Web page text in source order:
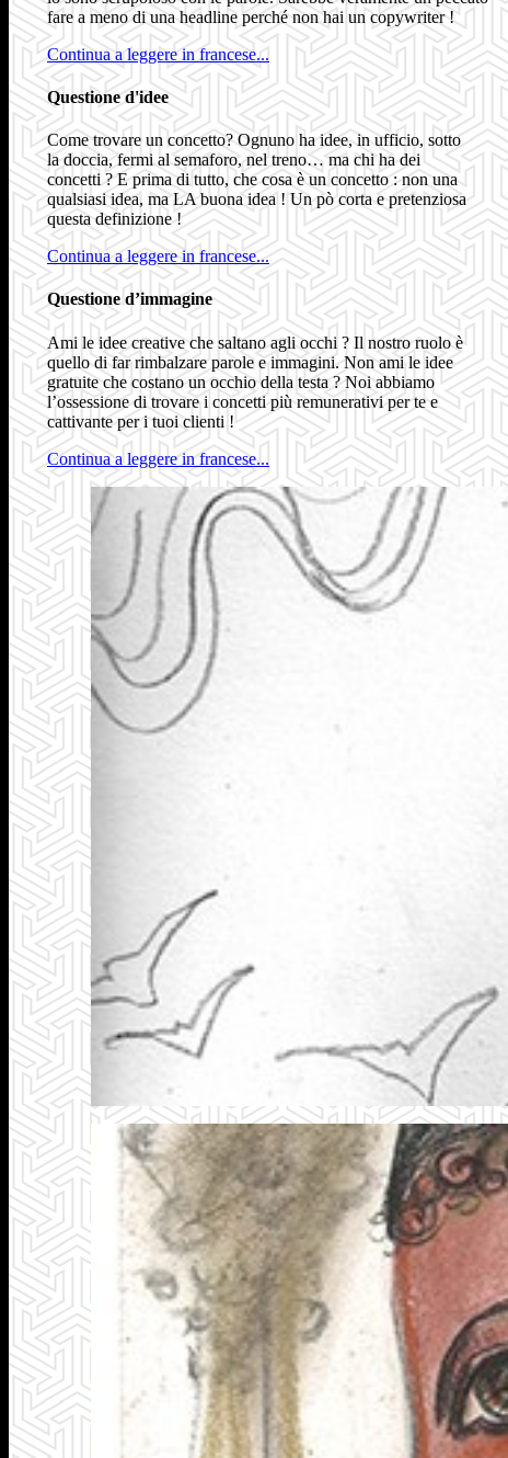
fare a meno di una headline perché non hai un copywriter !
Continua a leggere in francese...
Questione d'idee
Come trovare un concetto? Ognuno ha idee, in ufficio, sotto
la doccia, fermi al semaforo, nel treno… ma chi ha dei
concetti ? E prima di tutto, che cosa è un concetto : non una
qualsiasi idea, ma LA buona idea ! Un pò corta e pretenziosa
questa definizione !
Continua a leggere in francese...
Questione d’immagine
Ami le idee creative che saltano agli occhi ? Il nostro ruolo è
quello di far rimbalzare parole e immagini. Non ami le idee
gratuite che costano un occhio della testa ? Noi abbiamo
l’ossessione di trovare i concetti più remunerativi per te e
cattivante per i tuoi clienti !
Continua a leggere in francese...